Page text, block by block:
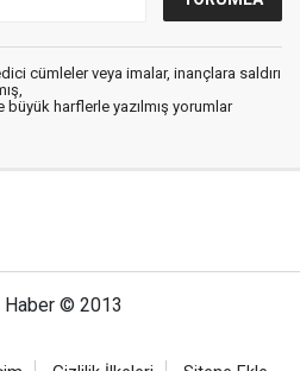
cümleler veya imalar, inançlara saldırı
büyük harflerle yazılmış yorumlar
Haber © 2013